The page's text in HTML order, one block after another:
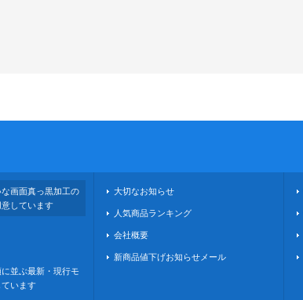
画面真っ黒加工の
しています
並ぶ最新・現行モ
います
大切なお知らせ
人気商品ランキング
会社概要
新商品値下げお知らせメール